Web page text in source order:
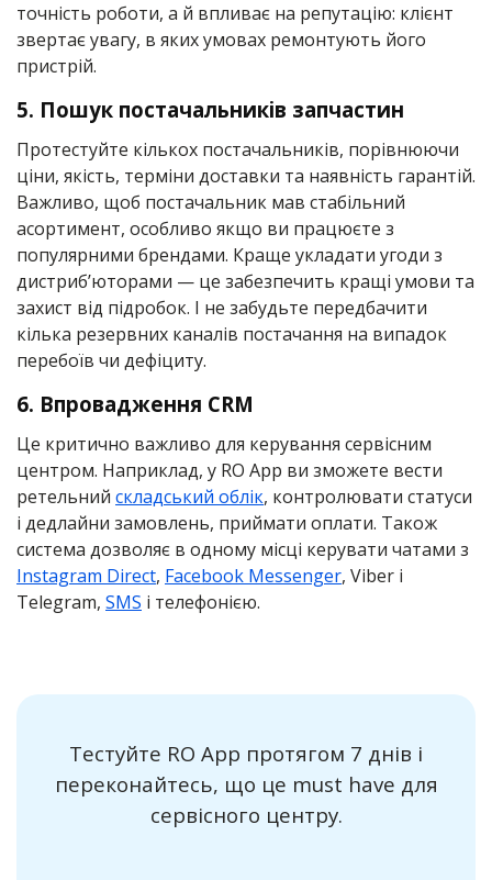
точність роботи, а й впливає на репутацію: клієнт
звертає увагу, в яких умовах ремонтують його
пристрій.
5. Пошук постачальників запчастин
Протестуйте кількох постачальників, порівнюючи
ціни, якість, терміни доставки та наявність гарантій.
Важливо, щоб постачальник мав стабільний
асортимент, особливо якщо ви працюєте з
популярними брендами. Краще укладати угоди з
дистриб’юторами — це забезпечить кращі умови та
захист від підробок. І не забудьте передбачити
кілька резервних каналів постачання на випадок
перебоїв чи дефіциту.
6. Впровадження CRM
Це критично важливо для керування сервісним
центром. Наприклад, у RO App ви зможете вести
ретельний складський облік, контролювати статуси
і дедлайни замовлень, приймати оплати. Також
система дозволяє в одному місці керувати чатами з
Instagram Direct, Facebook Messenger, Viber i
Telegram, SMS і телефонією.
Тестуйте RO App протягом 7 днів і
переконайтесь, що це must have для
сервісного центру.